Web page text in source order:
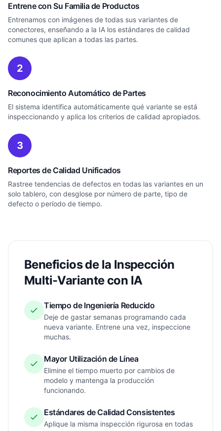
Entrene con Su Familia de Productos
Entrenamos con imágenes de todas sus variantes de
conectores, enseñando a la IA los estándares de calidad
comunes que aplican a todas las partes.
2
Reconocimiento Automático de Partes
El sistema identifica automáticamente qué variante se está
inspeccionando y aplica los criterios de calidad apropiados.
3
Reportes de Calidad Unificados
Rastree tendencias de defectos en todas las variantes en un
solo tablero, con desglose por número de parte, tipo de
defecto o período de tiempo.
Beneficios de la Inspección
Multi-Variante con IA
Tiempo de Ingeniería Reducido
Deje de gastar semanas programando cada
nueva variante. Entrene una vez, inspeccione
muchas.
Mayor Utilización de Línea
Elimine el tiempo muerto por cambios de
modelo y mantenga la producción
funcionando.
Estándares de Calidad Consistentes
Aplique la misma inspección rigurosa en todas